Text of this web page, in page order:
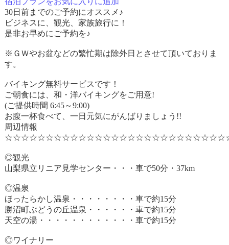
30日前までのご予約にオススメ♪
ビジネスに、観光、家族旅行に！
是非お早めにご予約を♪
※ＧＷやお盆などの繁忙期は除外日とさせて頂いておりま
す。
バイキング無料サービスです！
ご朝食には、和・洋バイキングをご用意!
(ご提供時間 6:45～9:00)
お腹一杯食べて、一日元気にがんばりましょう!!
周辺情報
◎観光
山梨県立リニア見学センター・・・車で50分・37km
◎温泉
ほったらかし温泉・・・・・・・・車で約15分
勝沼町ぶどうの丘温泉・・・・・・車で約15分
天空の湯・・・・・・・・・・・・車で約15分
◎ワイナリー